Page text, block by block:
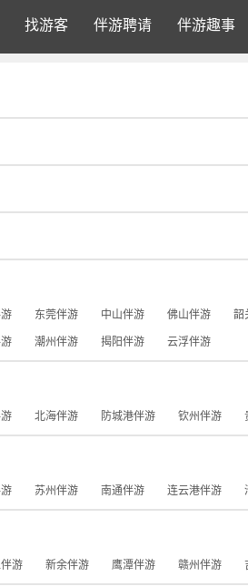
找游客 伴游聘请 伴游趣事
东莞伴游 中山伴游 佛山伴游 韶
潮州伴游 揭阳伴游 云浮伴游
北海伴游 防城港伴游 钦州伴游
苏州伴游 南通伴游 连云港伴游
游 新余伴游 鹰潭伴游 赣州伴游